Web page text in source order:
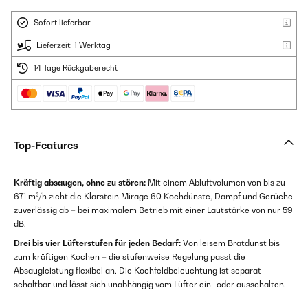
Sofort lieferbar
Lieferzeit: 1 Werktag
14 Tage Rückgaberecht
Top-Features
Kräftig absaugen, ohne zu stören: Mit einem Abluftvolumen von bis zu
671 m³/h zieht die Klarstein Mirage 60 Kochdünste, Dampf und Gerüche
zuverlässig ab – bei maximalem Betrieb mit einer Lautstärke von nur 59
dB.
Drei bis vier Lüfterstufen für jeden Bedarf: Von leisem Bratdunst bis
zum kräftigen Kochen – die stufenweise Regelung passt die
Absaugleistung flexibel an. Die Kochfeldbeleuchtung ist separat
schaltbar und lässt sich unabhängig vom Lüfter ein- oder ausschalten.